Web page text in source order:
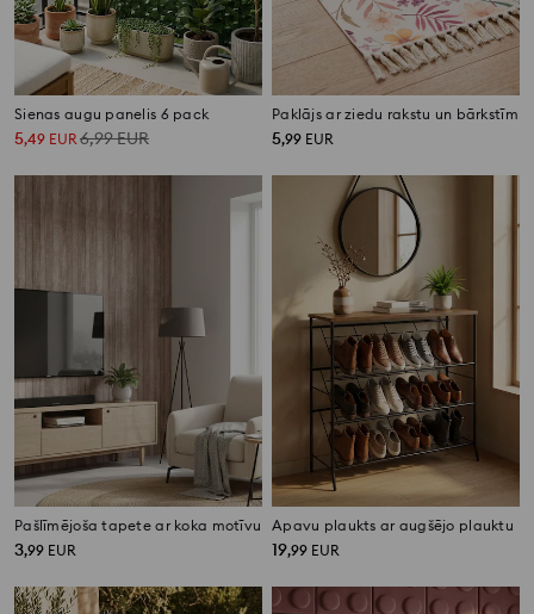
Sienas augu panelis 6 pack
5,49 EUR6,99EUR
Paklājs ar ziedu rakstu un bārkstīm
5,99 EUR
Pašlīmējoša tapete ar koka motīvu
3,99 EUR
Apavu plaukts ar augšējo plauktu
19,99 EUR